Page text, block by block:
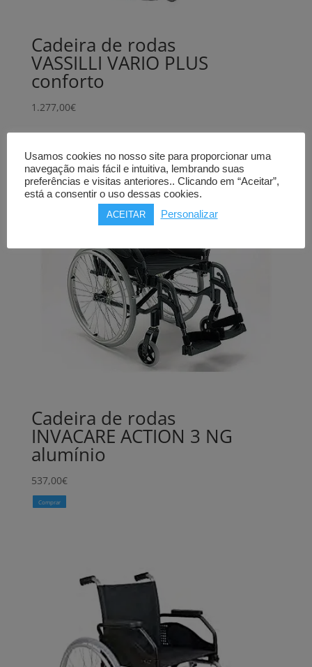
Cadeira de rodas
VASSILLI VARIO PLUS
conforto
1.277,00€
Cadeira de rodas
INVACARE ACTION 3 NG
alumínio
537,00€
Comprar
Usamos cookies no nosso site para proporcionar uma
navegação mais fácil e intuitiva, lembrando suas
preferências e visitas anteriores.. Clicando em “Aceitar”,
está a consentir o uso dessas cookies.
ACEITAR Personalizar